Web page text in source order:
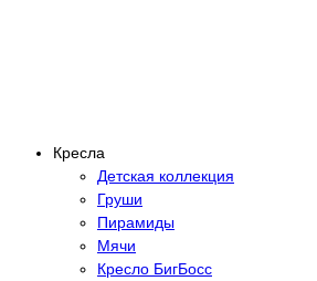
Кресла
Детская коллекция
Груши
Пирамиды
Мячи
Кресло БигБосс